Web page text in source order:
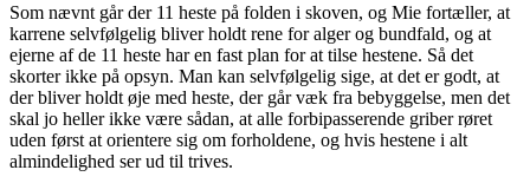
Som nævnt går der 11 heste på folden i skoven, og Mie fortæller, at
karrene selvfølgelig bliver holdt rene for alger og bundfald, og at
ejerne af de 11 heste har en fast plan for at tilse hestene. Så det
skorter ikke på opsyn. Man kan selvfølgelig sige, at det er godt, at
der bliver holdt øje med heste, der går væk fra bebyggelse, men det
skal jo heller ikke være sådan, at alle forbipasserende griber røret
uden først at orientere sig om forholdene, og hvis hestene i alt
almindelighed ser ud til trives.